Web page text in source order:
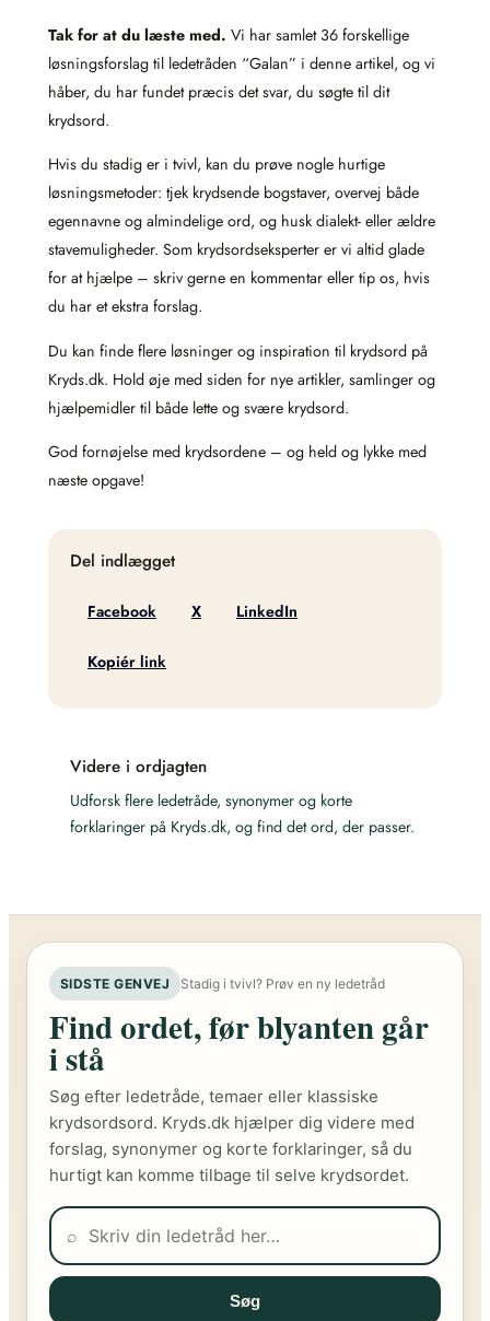
Tak for at du læste med. Vi har samlet 36 forskellige
løsningsforslag til ledetråden “Galan” i denne artikel, og vi
håber, du har fundet præcis det svar, du søgte til dit
krydsord.
Hvis du stadig er i tvivl, kan du prøve nogle hurtige
løsningsmetoder: tjek krydsende bogstaver, overvej både
egennavne og almindelige ord, og husk dialekt- eller ældre
stavemuligheder. Som krydsordseksperter er vi altid glade
for at hjælpe – skriv gerne en kommentar eller tip os, hvis
du har et ekstra forslag.
Du kan finde flere løsninger og inspiration til krydsord på
Kryds.dk. Hold øje med siden for nye artikler, samlinger og
hjælpemidler til både lette og svære krydsord.
God fornøjelse med krydsordene – og held og lykke med
næste opgave!
Del indlægget
Facebook X LinkedIn
Kopiér link
Videre i ordjagten
Udforsk flere ledetråde, synonymer og korte
forklaringer på Kryds.dk, og find det ord, der passer.
SIDSTE GENVEJ Stadig i tvivl? Prøv en ny ledetråd
Find ordet, før blyanten går
i stå
Søg efter ledetråde, temaer eller klassiske
krydsordsord. Kryds.dk hjælper dig videre med
forslag, synonymer og korte forklaringer, så du
hurtigt kan komme tilbage til selve krydsordet.
⌕
Søg